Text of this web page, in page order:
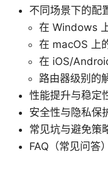
不同场景下的配
在 Windows
在 macOS 上
在 iOS/
路由器级别的
性能提升与稳定
安全性与隐私保
常见坑与避免策
FAQ（常见问答）